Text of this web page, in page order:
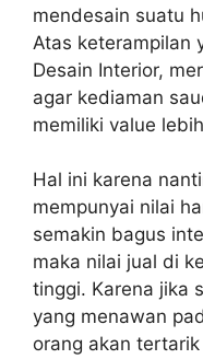
mendesain suatu
Atas keterampilan
Desain Interior,
agar kediaman
memiliki value
Hal ini karena
mempunyai nilai
semakin bagus
maka nilai jual di
tinggi. Karena jika
yang menawan
orang akan